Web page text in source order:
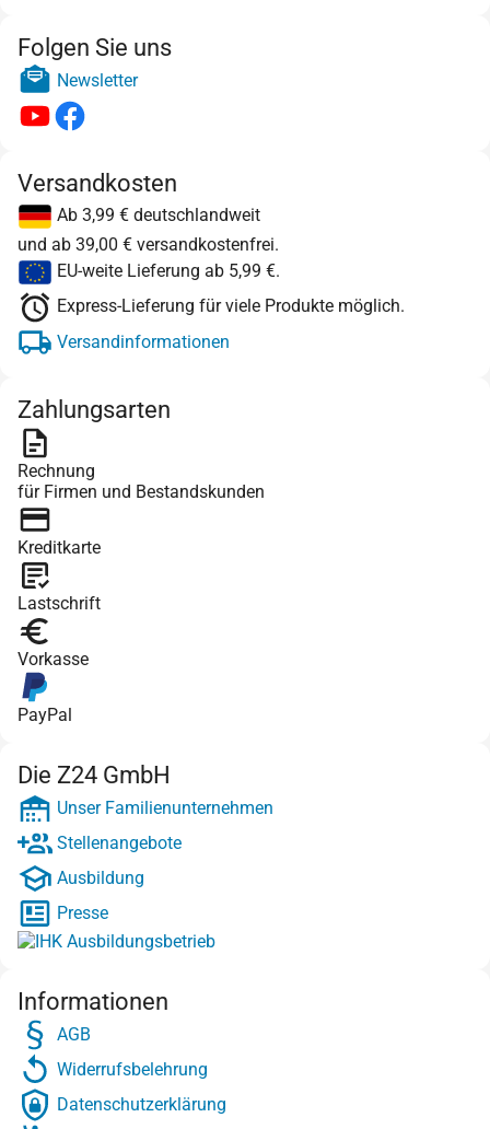
Folgen Sie uns
Newsletter
Versandkosten
Ab 3,99 € deutschlandweit
und ab 39,00 € versandkostenfrei.
EU-weite Lieferung ab 5,99 €.
Express-Lieferung für viele Produkte möglich.
Versandinformationen
Zahlungsarten
Rechnung
für Firmen und Bestandskunden
Kreditkarte
Lastschrift
Vorkasse
PayPal
Die Z24 GmbH
Unser Familienunternehmen
Stellenangebote
Ausbildung
Presse
Informationen
AGB
Widerrufsbelehrung
Datenschutzerklärung